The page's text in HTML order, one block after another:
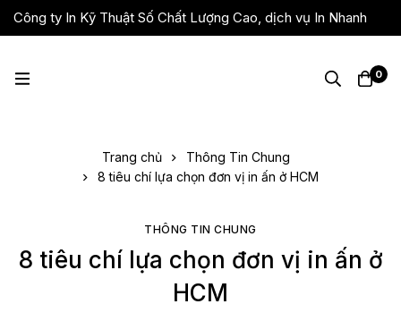
Công ty In Kỹ Thuật Số Chất Lượng Cao, dịch vụ In Nhanh
Giá Rẻ, Lấy Liền
0
Trang chủ
Thông Tin Chung
8 tiêu chí lựa chọn đơn vị in ấn ở HCM
THÔNG TIN CHUNG
8 tiêu chí lựa chọn đơn vị in ấn ở
HCM